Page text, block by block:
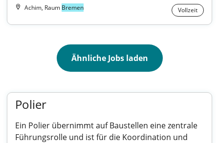
Achim, Raum Bremen Vollzeit
Ähnliche Jobs laden
Polier
Ein Polier übernimmt auf Baustellen eine zentrale
Führungsrolle und ist für die Koordination und